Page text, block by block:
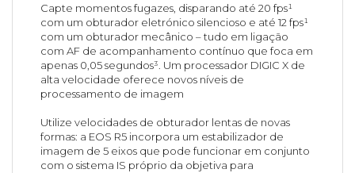
Capte momentos fugazes, disparando até 20 fps¹
com um obturador eletrónico silencioso e até 12 fps¹
com um obturador mecânico – tudo em ligação
com AF de acompanhamento contínuo que foca em
apenas 0,05 segundos³. Um processador DIGIC X de
alta velocidade oferece novos níveis de
processamento de imagem
Utilize velocidades de obturador lentas de novas
formas: a EOS R5 incorpora um estabilizador de
imagem de 5 eixos que pode funcionar em conjunto
com o sistema IS próprio da objetiva para